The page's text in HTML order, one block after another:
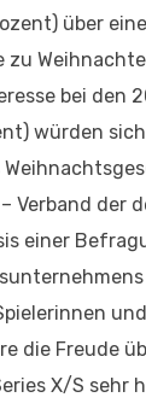
über
zu
bei den
würden
Verband der
einer
die Freude
X/S sehr